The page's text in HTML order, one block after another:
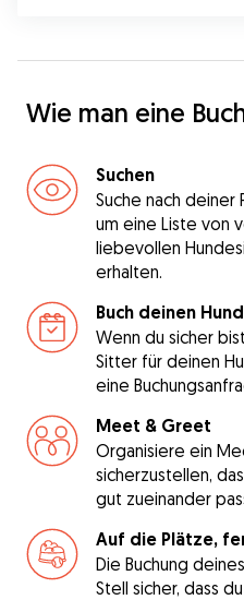
Wie man eine
Suchen
Suche nach
um eine Liste von
liebevollen
erhalten.
Buch deinen
Wenn du sicher
Sitter für deinen
eine
Meet & Greet
Organisiere ein
sicherzustellen,
gut zueinander
Auf die Plätze,
Die Buchung
Stell sicher, dass